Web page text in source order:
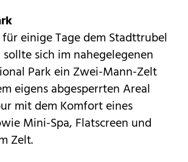
einige Tage dem Stadttrubel
sich im nahegelegenen
Park ein Zwei-Mann-Zelt
eigens abgesperrten Areal
mit dem Komfort eines
Mini-Spa, Flatscreen und
Zelt.